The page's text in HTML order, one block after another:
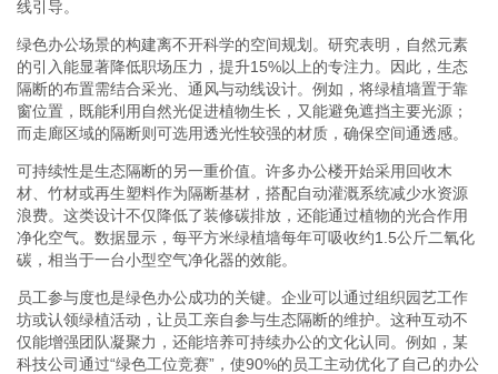
线引导。
绿色办公场景的构建离不开科学的空间规划。研究表明，自然元素
的引入能显著降低职场压力，提升15%以上的专注力。因此，生态
隔断的布置需结合采光、通风与动线设计。例如，将绿植墙置于靠
窗位置，既能利用自然光促进植物生长，又能避免遮挡主要光源；
而走廊区域的隔断则可选用透光性较强的材质，确保空间通透感。
可持续性是生态隔断的另一重价值。许多办公楼开始采用回收木
材、竹材或再生塑料作为隔断基材，搭配自动灌溉系统减少水资源
浪费。这类设计不仅降低了装修碳排放，还能通过植物的光合作用
净化空气。数据显示，每平方米绿植墙每年可吸收约1.5公斤二氧化
碳，相当于一台小型空气净化器的效能。
员工参与度也是绿色办公成功的关键。企业可以通过组织园艺工作
坊或认领绿植活动，让员工亲自参与生态隔断的维护。这种互动不
仅能增强团队凝聚力，还能培养可持续办公的文化认同。例如，某
科技公司通过“绿色工位竞赛”，使90%的员工主动优化了自己的办公